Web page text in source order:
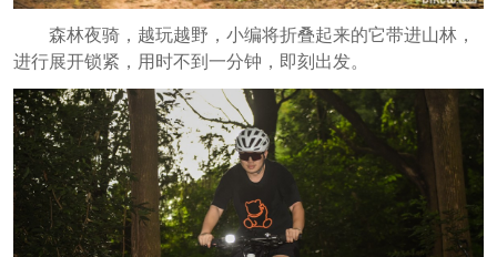
森林夜骑，越玩越野，小编将折叠起来的它带进山林，
进行展开锁紧，用时不到一分钟，即刻出发。